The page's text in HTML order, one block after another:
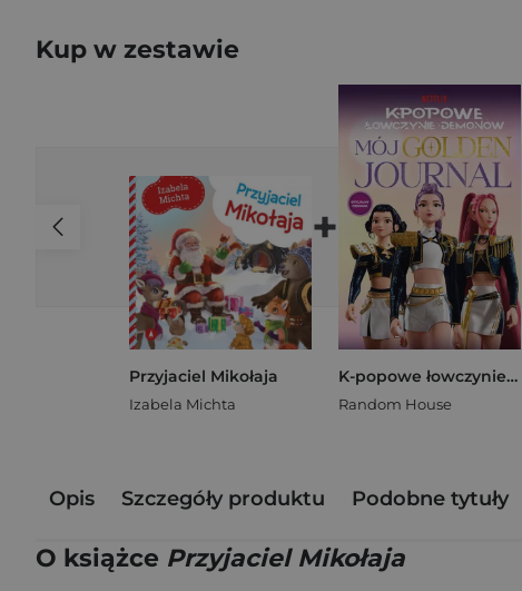
Kup w zestawie
Przyjaciel Mikołaja
Izabela Michta
+
K-popowe łowczynie demonów. Mój golden journal. Oficjalny dziennik
Random House
Opis Szczegóły produktu Podobne tytuły
O książce Przyjaciel Mikołaja